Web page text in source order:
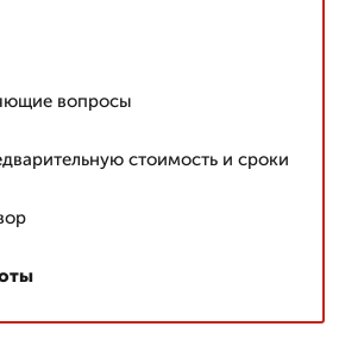
вопросы
стоимость и сроки